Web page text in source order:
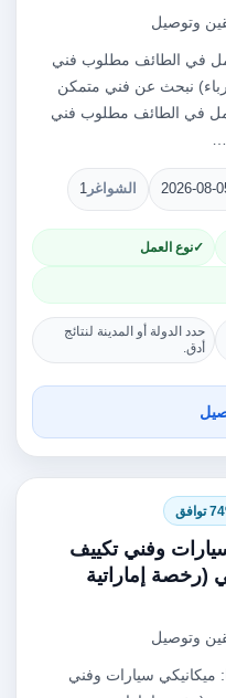
وتوصيل
في الطائف مطلوب فني
نبحث عن فني متمكن
في الطائف مطلوب فني
2026-08- الشواغر 1
نوع العمل
حدد الدولة أو المدينة لنتائج
أدق.
سيارات وفني تكييف
إماراتية
وتوصيل
ميكانيكي سيارات وفني